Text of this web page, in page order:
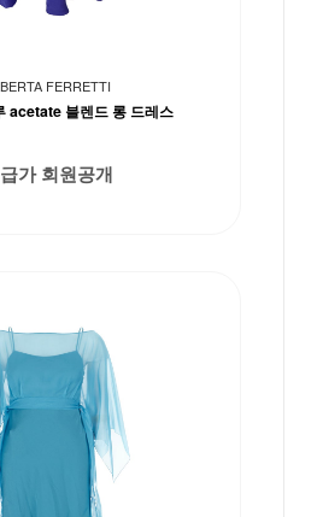
FERRETTI
acetate 블렌드 롱 드레스
가 회원공개